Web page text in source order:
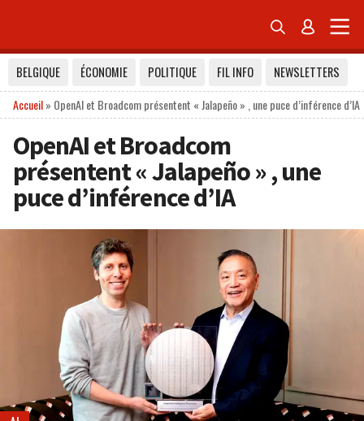
 
BELGIQUE ÉCONOMIE POLITIQUE FIL INFO
NEWSLETTERS
Accueil» OpenAI et Broadcom présentent « Jalapeño » , une puce d’inférence d’IA
OpenAI et Broadcom
présentent « Jalapeño » , une
puce d’inférence d’IA